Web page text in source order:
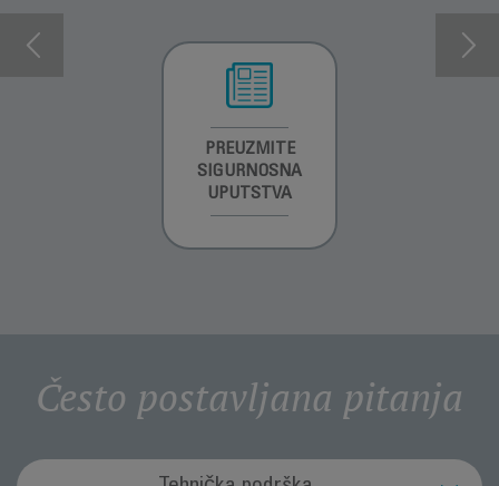
PREUZMITE
SIGURNOSNA
UPUTSTVA
Često postavljana pitanja